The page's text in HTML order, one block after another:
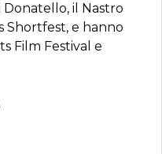
Donatello, il Nastro
Shortfest, e hanno
Film Festival e